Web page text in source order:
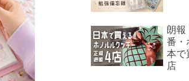
朗報
番・
本で
店